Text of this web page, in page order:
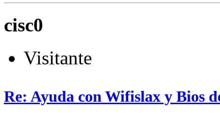
cisc0
Visitante
Re: Ayuda con Wifislax y Bios